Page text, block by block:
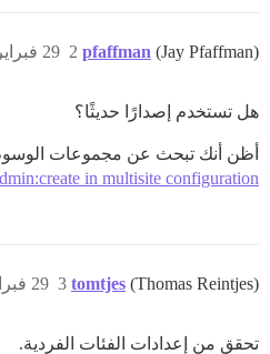
pfaffman (Jay Pfaffman) 29 فبراير 2020، 6:36ص 2
هل تستخدم إصدارًا حديثًا؟
أظن أنك تبحث عن مجموعات
in multisite configuration
tomtjes (Thomas Reintjes) 29 فبراير 2020، 12:59م 3
تحقق من إعدادات الفئات الفردية.